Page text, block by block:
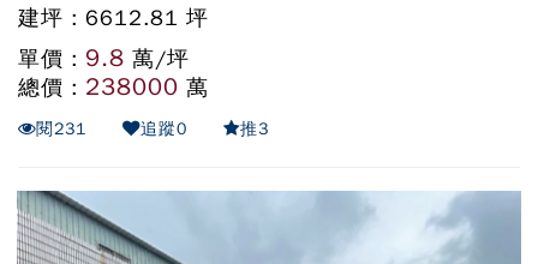
建坪 : 6612.81 坪
單價 : 9.8 萬/坪
總價 : 238000 萬
閱231 追蹤0 推3